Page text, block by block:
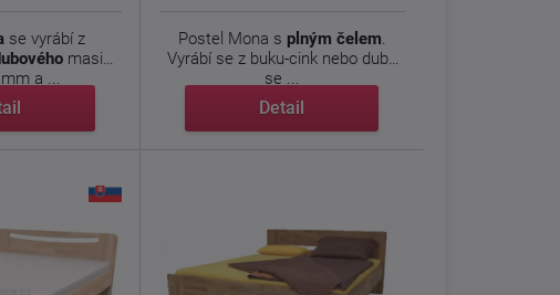
se vyrábí z
masivu
a ...
Postel Mona s plným čelem.
Vyrábí se z buku-cink nebo dubu
se ...
Detail